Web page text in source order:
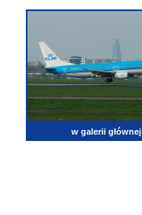
w galerii głównej